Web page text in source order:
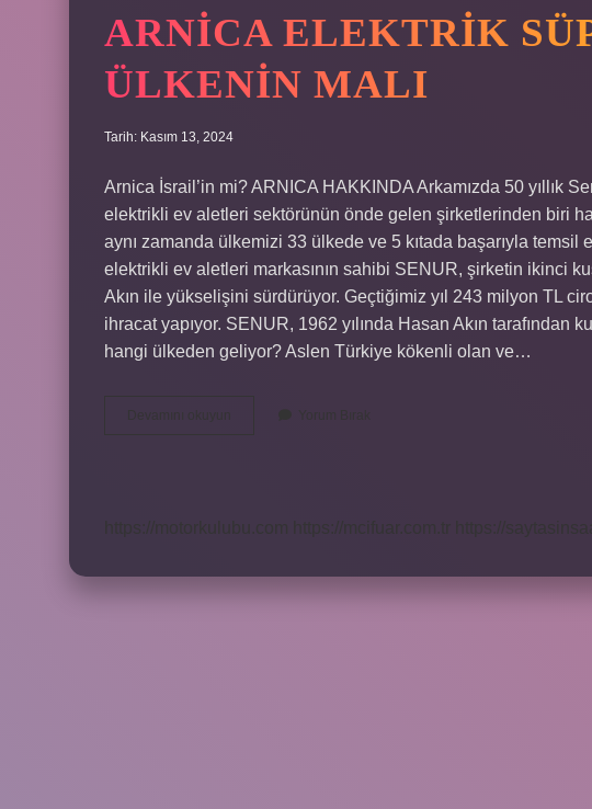
ARNICA ELEKTRIK
ÜLKENIN MALI
Tarih: Kasım 13, 2024
Arnica İsrail’in mi? ARNICA HAKKINDA Arkamızda 50 yıllık
elektrikli ev aletleri sektörünün önde gelen şirketlerinden biri
aynı zamanda ülkemizi 33 ülkede ve 5 kıtada başarıyla
elektrikli ev aletleri markasının sahibi SENUR, şirketin ikinci
Akın ile yükselişini sürdürüyor. Geçtiğimiz yıl 243 milyon TL
ihracat yapıyor. SENUR, 1962 yılında Hasan Akın tarafından
hangi ülkeden geliyor? Aslen Türkiye kökenli olan ve…